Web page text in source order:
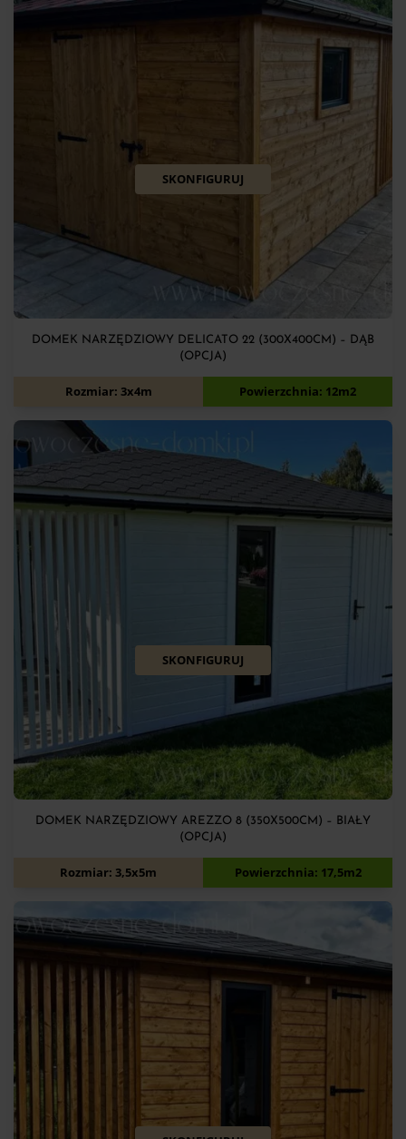
SKONFIGURUJ
DOMEK NARZĘDZIOWY DELICATO 22 (300X400CM) – DĄB
(OPCJA)
7 900zł
Rozmiar: 3x4m Powierzchnia: 12m2
SKONFIGURUJ
DOMEK NARZĘDZIOWY AREZZO 8 (350X500CM) – BIAŁY
(OPCJA)
12 075zł
Rozmiar: 3,5x5m Powierzchnia: 17,5m2